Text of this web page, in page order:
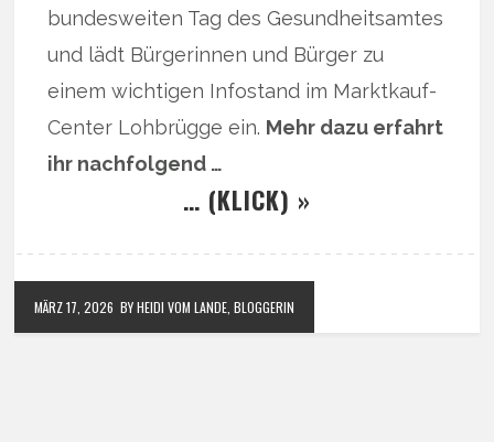
bundesweiten Tag des Gesundheitsamtes
und lädt Bürgerinnen und Bürger zu
einem wichtigen Infostand im Marktkauf-
Center Lohbrügge ein. Mehr dazu erfahrt
ihr nachfolgend …
… (KLICK) »
MÄRZ 17, 2026 BY HEIDI VOM LANDE, BLOGGERIN